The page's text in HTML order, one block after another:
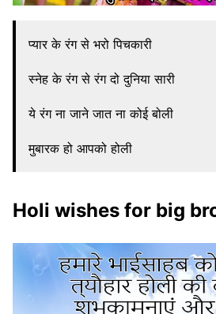
प्यार के रंग से भरो पिचकारी
स्नेह के रंग से रंग दो दुनिया सारी
ये रंग ना जाने जात ना कोई बोली
मुबारक हो आपको होली
Holi wishes for big